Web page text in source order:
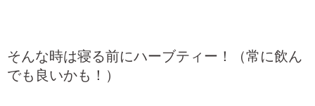
そんな時は寝る前にハーブティー！（常に飲ん
でも良いかも！）